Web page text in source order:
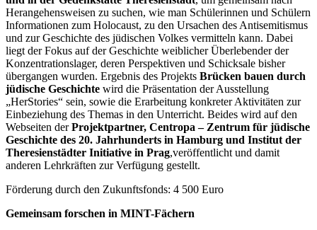
Herangehensweisen zu suchen, wie man Schülerinnen und Schülern
Informationen zum Holocaust, zu den Ursachen des Antisemitismus
und zur Geschichte des jüdischen Volkes vermitteln kann. Dabei
liegt der Fokus auf der Geschichte weiblicher Überlebender der
Konzentrationslager, deren Perspektiven und Schicksale bisher
übergangen wurden. Ergebnis des Projekts Brücken bauen durch
jüdische Geschichte wird die Präsentation der Ausstellung
„HerStories“ sein, sowie die Erarbeitung konkreter Aktivitäten zur
Einbeziehung des Themas in den Unterricht. Beides wird auf den
Webseiten derProjektpartner, Centropa – Zentrum für jüdische
Geschichte des 20. Jahrhunderts in Hamburg und Institut der
Theresienstädter Initiative in Prag,veröffentlicht und damit
anderen Lehrkräften zur Verfügung gestellt.
Förderung durch den Zukunftsfonds: 4 500 Euro
Gemeinsam forschen in MINT-Fächern